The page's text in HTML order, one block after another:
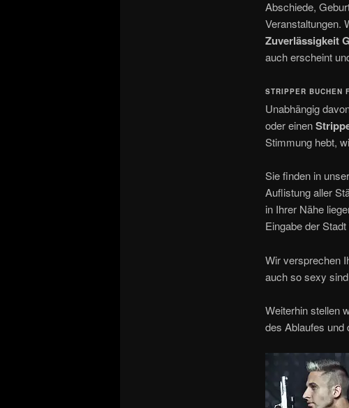
Abschiede,
Veranstaltungen.
Zuverlässigkeit
auch erscheint
STRIPPER BUCHEN
Unabhängig
oder einen
Stimmung hebt,
Sie finden in
Auflistung aller
in Ihrer Nähe
Eingabe der
Wir versprechen
auch so sexy
Weiterhin stellen
des Ablaufes und